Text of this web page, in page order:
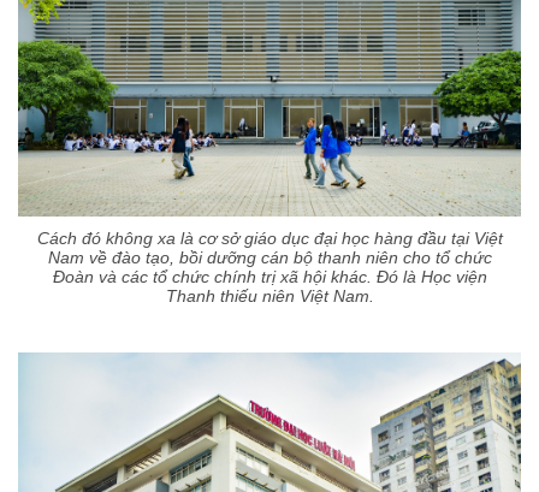
Cách đó không xa là cơ sở giáo dục đại học hàng đầu tại Việt
Nam về đào tạo, bồi dưỡng cán bộ thanh niên cho tổ chức
Đoàn và các tổ chức chính trị xã hội khác. Đó là Học viện
Thanh thiếu niên Việt Nam.